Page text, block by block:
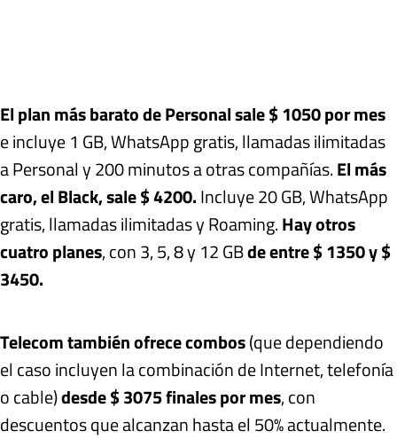
El plan más barato de Personal sale $ 1050 por mes
e incluye 1 GB, WhatsApp gratis, llamadas ilimitadas
a Personal y 200 minutos a otras compañías.El más
caro, el Black, sale $ 4200.Incluye 20 GB, WhatsApp
gratis, llamadas ilimitadas y Roaming.Hay otros
cuatro planes, con 3, 5, 8 y 12 GBde entre $ 1350 y $
3450.
Telecom también ofrece combos(que dependiendo
el caso incluyen la combinación de Internet, telefonía
o cable)desde $ 3075 finales por mes, con
descuentos que alcanzan hasta el 50% actualmente.